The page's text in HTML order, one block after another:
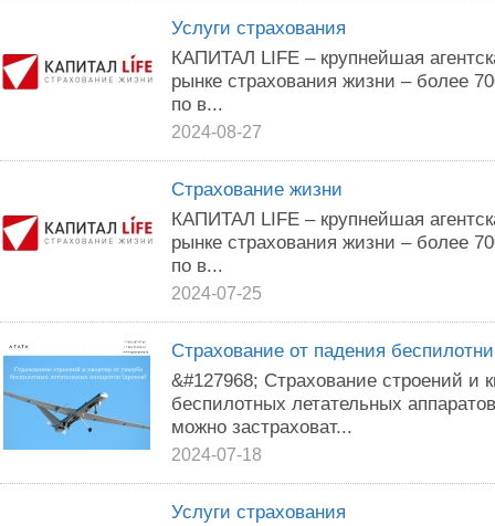
Услуги страхования
КАПИТАЛ LIFE – крупнейшая
рынке страхования жизни – более
по в...
2024-08-27
Страхование жизни
КАПИТАЛ LIFE – крупнейшая
рынке страхования жизни – более
по в...
2024-07-25
Страхование от падения
&#127968; Страхование строений и
беспилотных летательных
можно застраховат...
2024-07-18
Услуги страхования